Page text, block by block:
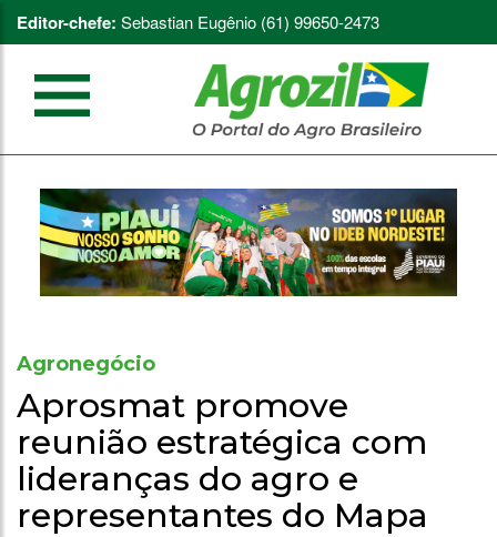
Editor-chefe: Sebastian Eugênio (61) 99650-2473
Agronegócio
Aprosmat promove
reunião estratégica com
lideranças do agro e
representantes do Mapa